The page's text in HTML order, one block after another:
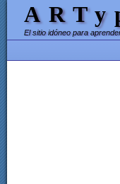
El sitio idóneo para